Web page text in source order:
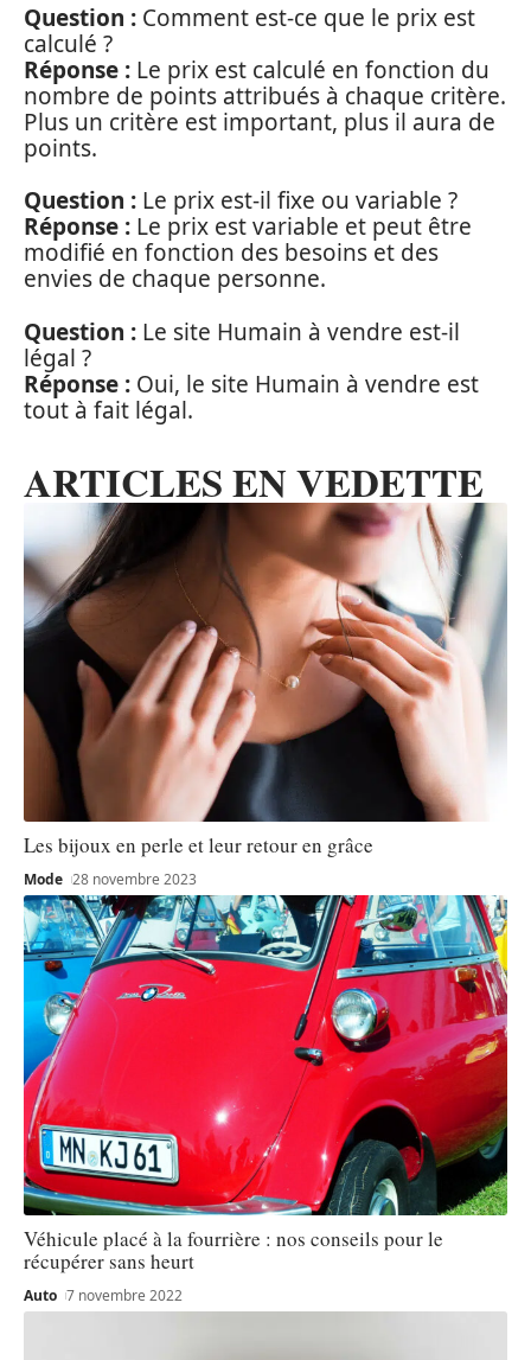
Question : Comment est-ce que le prix est
calculé ?
Réponse : Le prix est calculé en fonction du
nombre de points attribués à chaque critère.
Plus un critère est important, plus il aura de
points.
Question : Le prix est-il fixe ou variable ?
Réponse : Le prix est variable et peut être
modifié en fonction des besoins et des
envies de chaque personne.
Question : Le site Humain à vendre est-il
légal ?
Réponse : Oui, le site Humain à vendre est
tout à fait légal.
ARTICLES EN VEDETTE
Les bijoux en perle et leur retour en grâce
Mode 28 novembre 2023
Véhicule placé à la fourrière : nos conseils pour le
récupérer sans heurt
Auto 7 novembre 2022